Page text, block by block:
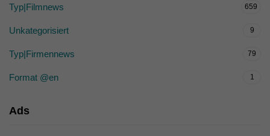
Typ|Filmnews 659
Unkategorisiert 9
Typ|Firmennews 79
Format @en 1
Ads